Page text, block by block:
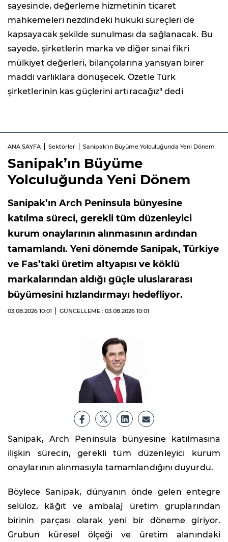
sayesinde, değerleme hizmetinin ticaret
mahkemeleri nezdindeki hukuki süreçleri de
kapsayacak şekilde sunulması da sağlanacak. Bu
sayede, şirketlerin marka ve diğer sınai fikri
mülkiyet değerleri, bilançolarına yansıyan birer
maddi varlıklara dönüşecek. Özetle Türk
şirketlerinin kas güçlerini artıracağız" dedi
ANA SAYFA Sektörler Sanipak’ın Büyüme Yolculuğunda Yeni Dönem
Sanipak’ın Büyüme
Yolculuğunda Yeni Dönem
Sanipak’ın Arch Peninsula bünyesine
katılma süreci, gerekli tüm düzenleyici
kurum onaylarının alınmasının ardından
tamamlandı. Yeni dönemde Sanipak, Türkiye
ve Fas’taki üretim altyapısı ve köklü
markalarından aldığı güçle uluslararası
büyümesini hızlandırmayı hedefliyor.
03.08.2026 10:01 GÜNCELLEME : 03.08.2026 10:01
Sanipak, Arch Peninsula bünyesine katılmasına
ilişkin sürecin, gerekli tüm düzenleyici kurum
onaylarının alınmasıyla tamamlandığını duyurdu.
Böylece Sanipak, dünyanın önde gelen entegre
selüloz, kâğıt ve ambalaj üretim gruplarından
birinin parçası olarak yeni bir döneme giriyor.
Grubun küresel ölçeği ve üretim alanındaki